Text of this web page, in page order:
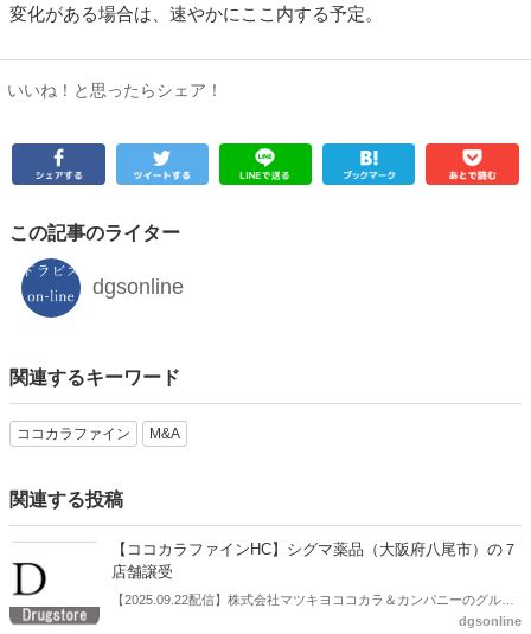
変化がある場合は、速やかにここ内する予定。
いいね！と思ったらシェア！
この記事のライター
dgsonline
関連するキーワード
ココカラファイン M&A
関連する投稿
【ココカラファインHC】シグマ薬品（大阪府八尾市）の７
店舗譲受
【2025.09.22配信】株式会社マツキヨココカラ＆カンパニーのグルー
プ会社である株式会社ココカラファインヘルスケア（本社：神奈川県
dgsonline